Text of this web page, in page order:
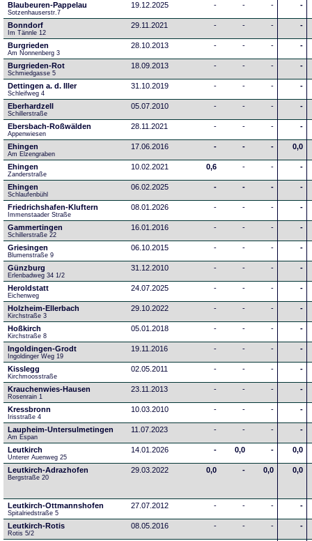
Blaubeuren-Pappelau
Sotzenhauserstr.7
19.12.2025 - - - -
Bonndorf
Im Tännle 12
29.11.2021 - - - -
Burgrieden
Am Nonnenberg 3
28.10.2013 - - - -
Burgrieden-Rot
Schmiedgasse 5
18.09.2013 - - - -
Dettingen a. d. Iller
Schleifweg 4
31.10.2019 - - - -
Eberhardzell
Schillerstraße
05.07.2010 - - - -
Ebersbach-Roßwälden
Appenwiesen
28.11.2021 - - - -
Ehingen
Am Elzengraben
17.06.2016 - - - 0,0
Ehingen
Zanderstraße
10.02.2021 0,6 - - -
Ehingen
Schlaufenbühl
06.02.2025 - - - -
Friedrichshafen-Kluftern
Immenstaader Straße
08.01.2026 - - - -
Gammertingen
Schillerstraße 22
16.01.2016 - - - -
Griesingen
Blumenstraße 9
06.10.2015 - - - -
Günzburg
Erlenbadweg 34 1/2
31.12.2010 - - - -
Heroldstatt
Eichenweg
24.07.2025 - - - -
Holzheim-Ellerbach
Kirchstraße 3
29.10.2022 - - - -
Hoßkirch
Kirchstraße 8
05.01.2018 - - - -
Ingoldingen-Grodt
Ingoldinger Weg 19
19.11.2016 - - - -
Kisslegg
Kirchmoosstraße
02.05.2011 - - - -
Krauchenwies-Hausen
Rosenrain 1
23.11.2013 - - - -
Kressbronn
Irisstraße 4
10.03.2010 - - - -
Laupheim-Untersulmetingen
Am Espan
11.07.2023 - - - -
Leutkirch
Unterer Auenweg 25
14.01.2026 - 0,0 - 0,0
Leutkirch-Adrazhofen
Bergstraße 20
29.03.2022 0,0 - 0,0 0,0
Leutkirch-Ottmannshofen
Spitalriedstraße 5
27.07.2012 - - - -
Leutkirch-Rotis
Rotis 5/2
08.05.2016 - - - -